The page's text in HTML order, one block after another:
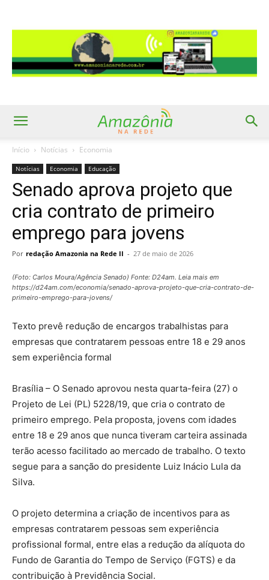
Início Notícias Economia
Notícias Economia Educação
Senado aprova projeto que
cria contrato de primeiro
emprego para jovens
Por redação Amazonia na Rede II - 27 de maio de 2026
(Foto: Carlos Moura/Agência Senado) Fonte: D24am. Leia mais em
https://d24am.com/economia/senado-aprova-projeto-que-cria-contrato-de-
primeiro-emprego-para-jovens/
Texto prevê redução de encargos trabalhistas para
empresas que contratarem pessoas entre 18 e 29 anos
sem experiência formal
Brasília – O Senado aprovou nesta quarta-feira (27) o
Projeto de Lei (PL) 5228/19, que cria o contrato de
primeiro emprego. Pela proposta, jovens com idades
entre 18 e 29 anos que nunca tiveram carteira assinada
terão acesso facilitado ao mercado de trabalho. O texto
segue para a sanção do presidente Luiz Inácio Lula da
Silva.
O projeto determina a criação de incentivos para as
empresas contratarem pessoas sem experiência
profissional formal, entre elas a redução da alíquota do
Fundo de Garantia do Tempo de Serviço (FGTS) e da
contribuição à Previdência Social.